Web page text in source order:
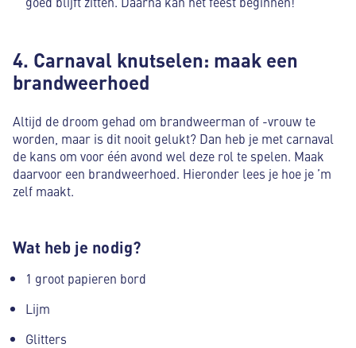
4. Carnaval knutselen: maak een
brandweerhoed
Altijd de droom gehad om brandweerman of -vrouw te
worden, maar is dit nooit gelukt? Dan heb je met carnaval
de kans om voor één avond wel deze rol te spelen. Maak
daarvoor een brandweerhoed. Hieronder lees je hoe je ’m
zelf maakt.
Wat heb je nodig?
1 groot papieren bord
Lijm
Glitters